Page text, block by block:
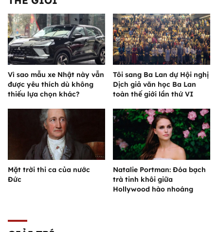
Vì sao mẫu xe Nhật này vẫn
được yêu thích dù không
thiếu lựa chọn khác?
Tôi sang Ba Lan dự Hội nghị
Dịch giả văn học Ba Lan
toàn thế giới lần thứ VI
Mặt trời thi ca của nước
Đức
Natalie Portman: Đóa bạch
trà tinh khôi giữa
Hollywood hào nhoáng